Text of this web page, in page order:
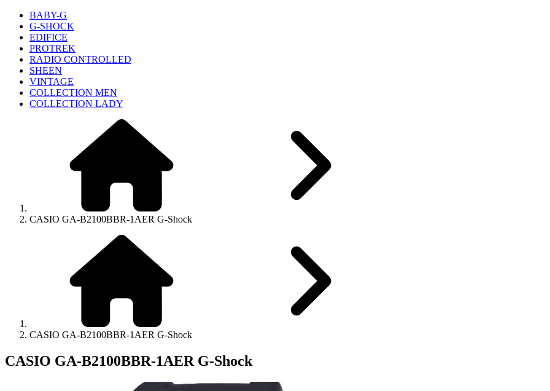
BABY-G
G-SHOCK
EDIFICE
PROTREK
RADIO CONTROLLED
SHEEN
VINTAGE
COLLECTION MEN
COLLECTION LADY
CASIO GA-B2100BBR-1AER G-Shock
CASIO GA-B2100BBR-1AER G-Shock
CASIO GA-B2100BBR-1AER G-Shock